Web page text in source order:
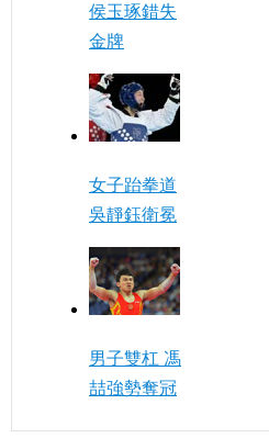
侯玉琢錯失
金牌
女子跆拳道
吳靜鈺衛冕
男子雙杠 馮
喆強勢奪冠